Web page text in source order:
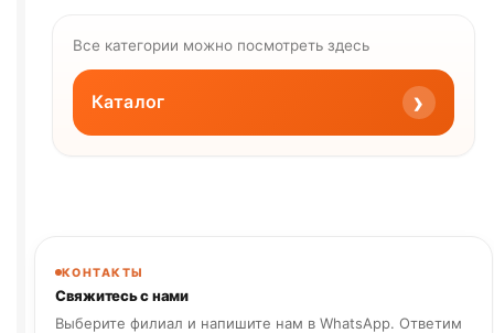
Все категории можно посмотреть здесь
Каталог ›
КОНТАКТЫ
Свяжитесь с нами
Выберите филиал и напишите нам в WhatsApp. Ответим